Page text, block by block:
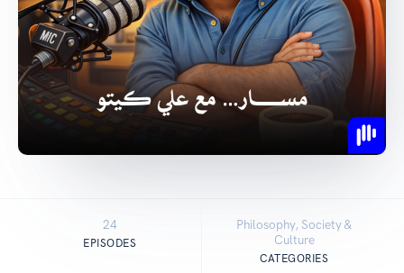
24
EPISODES
Philosophy, Society &
Culture
CATEGORIES